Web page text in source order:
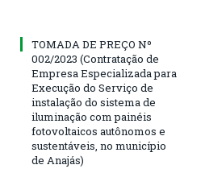
TOMADA DE PREÇO Nº
002/2023 (Contratação de
Empresa Especializada para
Execução do Serviço de
instalação do sistema de
iluminação com painéis
fotovoltaicos autônomos e
sustentáveis, no município
de Anajás)